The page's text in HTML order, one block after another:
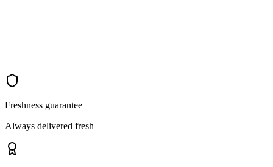
Freshness guarantee
Always delivered fresh